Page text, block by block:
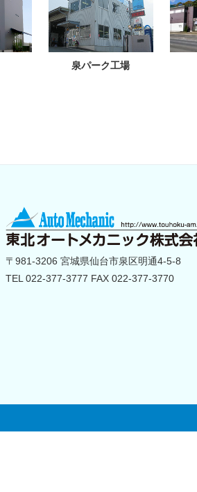
泉パーク工場
〒981-3206 宮城県仙台市泉区明通4-5-8
TEL 022-377-3777 FAX 022-377-3770